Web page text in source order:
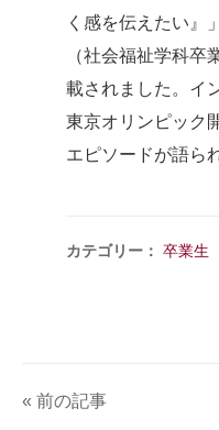
く感を伝えたい』
（社会福祉学科卒
載されました。イ
東京オリンピック
エピソードが語ら
カテゴリー： 卒業生
« 前の記事